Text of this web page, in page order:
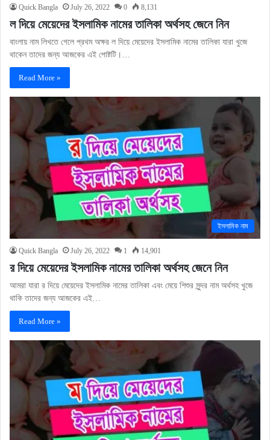
Quick Bangla July 26, 2022 0 8,131
ল দিয়ে মেয়েদের ইসলামিক নামের তালিকা অর্থসহ জেনে নিন
বাংলায় নাম লিখতে গেলে প্রথম অক্ষর ল দিয়ে মেয়েদের ইসলামিক নামের তালিকা যারা খুজে
থাকেন তাদের জন্য আজকের এই পোষ্টটি।…
Read More »
ইসলামিক নাম
Quick Bangla July 26, 2022 1 14,901
র দিয়ে মেয়েদের ইসলামিক নামের তালিকা অর্থসহ জেনে নিন
আমরা যারা র দিয়ে মেয়েদের ইসলামিক নামের তালিকা এবং মেয়ে শিশুর সুন্দর নাম অর্থসহ খুজে
থাকি তাদের জন্য আজকের এই…
Read More »